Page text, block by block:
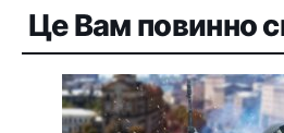
Це Вам повинно